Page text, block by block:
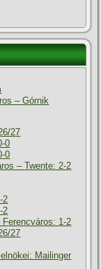
– Górnik
27
0
0
– Twente: 2-2
2
2
1-2
27
Mailinger